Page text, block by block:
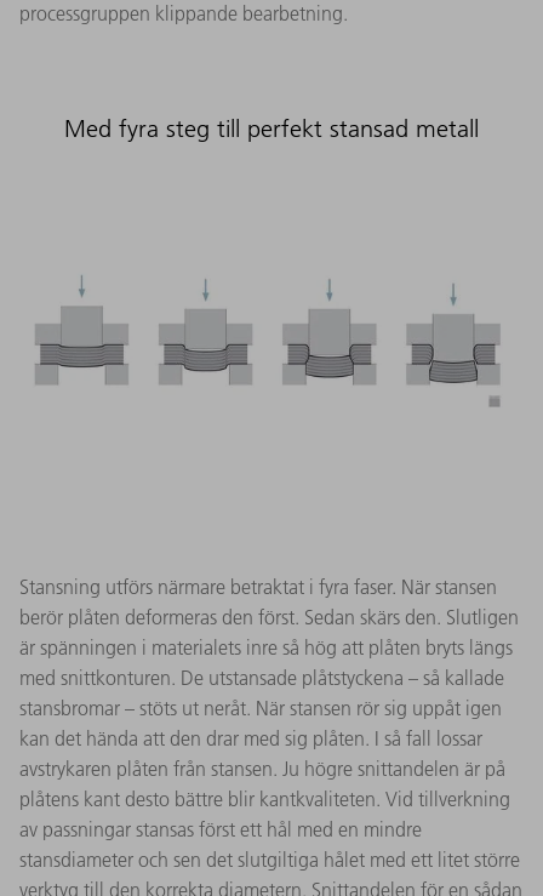
processgruppen klippande bearbetning.
Med fyra steg till perfekt stansad metall
Stansning utförs närmare betraktat i fyra faser. När stansen
berör plåten deformeras den först. Sedan skärs den. Slutligen
är spänningen i materialets inre så hög att plåten bryts längs
med snittkonturen. De utstansade plåtstyckena – så kallade
stansbromar – stöts ut neråt. När stansen rör sig uppåt igen
kan det hända att den drar med sig plåten. I så fall lossar
avstrykaren plåten från stansen. Ju högre snittandelen är på
plåtens kant desto bättre blir kantkvaliteten. Vid tillverkning
av passningar stansas först ett hål med en mindre
stansdiameter och sen det slutgiltiga hålet med ett litet större
verktyg till den korrekta diametern. Snittandelen för en sådan